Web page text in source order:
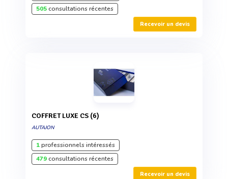
505consultations récentes
Recevoir un devis
COFFRET LUXE CS (6)
AUTAJON
1professionnels intéressés
479consultations récentes
Recevoir un devis